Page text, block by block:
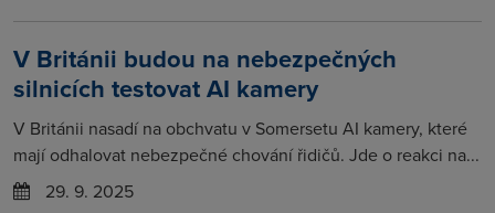
V Británii budou na nebezpečných
silnicích testovat AI kamery
V Británii nasadí na obchvatu v Somersetu AI kamery, které
mají odhalovat nebezpečné chování řidičů. Jde o reakci na...
29. 9. 2025